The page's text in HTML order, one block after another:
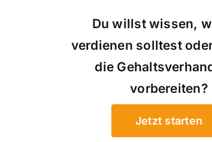
Du willst wissen,
verdienen solltest
die
vorbereiten?
Jetzt starten